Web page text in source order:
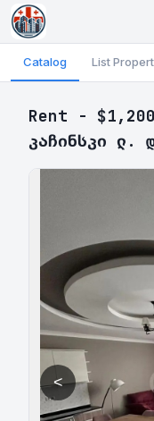
Catalog List
Rent -
კაჩინსკი ლ.
<